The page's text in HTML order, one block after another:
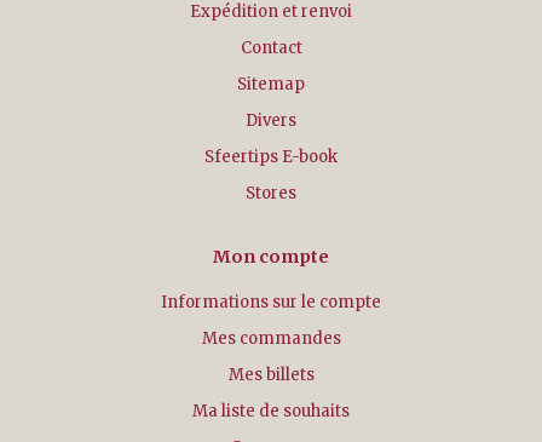
Expédition et renvoi
Contact
Sitemap
Divers
Sfeertips E-book
Stores
Mon compte
Informations sur le compte
Mes commandes
Mes billets
Ma liste de souhaits